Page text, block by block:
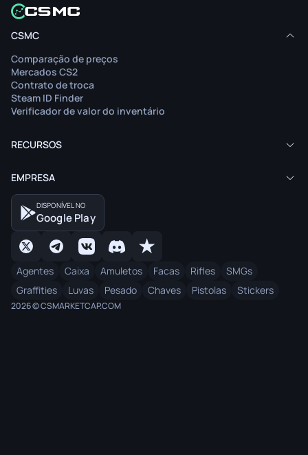
CSMC
Comparação de preços
Mercados CS2
Contrato de troca
Steam ID Finder
Verificador de valor do inventário
RECURSOS
EMPRESA
DISPONÍVEL NO
Google Play
Agentes Caixa Amuletos Facas Rifles
SMGs
Graffities
Luvas Pesado Chaves Pistolas Stickers
2026 © CSMARKETCAP.COM